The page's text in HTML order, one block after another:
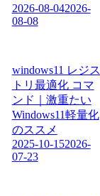
2026-08-042026-
08-08
windows11 レジス
トリ最適化 コマ
ンド｜激重たい
Windows11軽量化
のススメ
2025-10-152026-
07-23